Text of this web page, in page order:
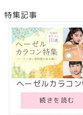
特集記事
ヘーゼルカラコ
続きを読む